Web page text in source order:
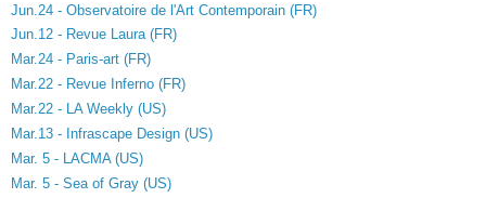
Jun.24 - Observatoire de l'Art Contemporain (FR)
Jun.12 - Revue Laura (FR)
Mar.24 - Paris-art (FR)
Mar.22 - Revue Inferno (FR)
Mar.22 - LA Weekly (US)
Mar.13 - Infrascape Design (US)
Mar. 5 - LACMA (US)
Mar. 5 - Sea of Gray (US)